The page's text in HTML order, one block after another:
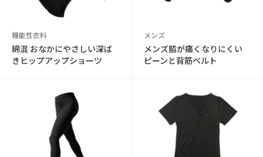
機能性衣料
綿混 おなかにやさしい深ば
きヒップアップショーツ
メンズ
メンズ脇が痛くなりにくい
ピーンと背筋ベルト